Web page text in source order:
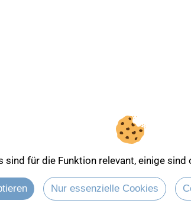
Entdecken
für die Funktion relevant, einige
Nur essenzielle Cookies